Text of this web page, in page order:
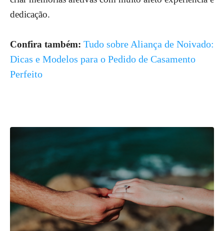
dedicação.
Confira também: Tudo sobre Aliança de Noivado:
Dicas e Modelos para o Pedido de Casamento
Perfeito